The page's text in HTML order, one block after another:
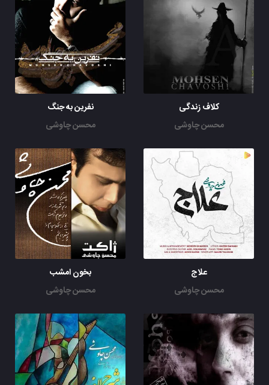
کلاف زندگی
محسن چاوشی
نفرین به جنگ
محسن چاوشی
علاج
محسن چاوشی
بخون امشب
محسن چاوشی